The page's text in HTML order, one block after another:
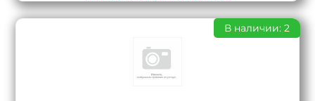
В наличии: 2